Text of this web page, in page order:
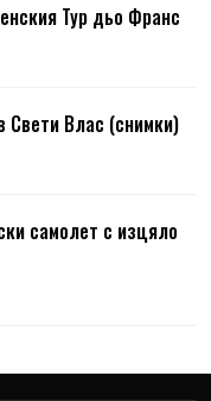
Тур дьо Франс
Влас (снимки)
самолет с изцяло